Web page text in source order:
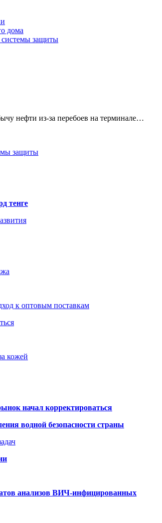
дома
системы защиты
нефти из-за перебоев на терминале…
защиты
тенге
к оптовым поставкам
кожей
начал корректироваться
водной безопасности страны
анализов ВИЧ-инфицированных